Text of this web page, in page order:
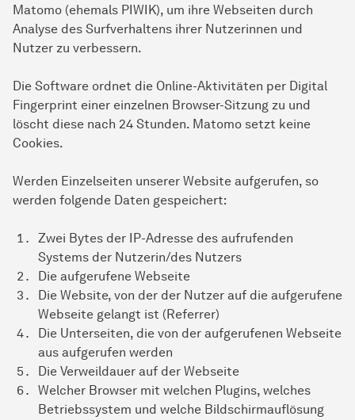
Matomo (ehemals PIWIK), um ihre Webseiten durch
Analyse des Surfverhaltens ihrer Nutzerinnen und
Nutzer zu verbessern.
Die Software ordnet die Online-Aktivitäten per Digital
Fingerprint einer einzelnen Browser-Sitzung zu und
löscht diese nach 24 Stunden. Matomo setzt keine
Cookies.
Werden Einzelseiten unserer Website aufgerufen, so
werden folgende Daten gespeichert:
Zwei Bytes der IP-Adresse des aufrufenden
Systems der Nutzerin/des Nutzers
Die aufgerufene Webseite
Die Website, von der der Nutzer auf die aufgerufene
Webseite gelangt ist (Referrer)
Die Unterseiten, die von der aufgerufenen Webseite
aus aufgerufen werden
Die Verweildauer auf der Webseite
Welcher Browser mit welchen Plugins, welches
Betriebssystem und welche Bildschirmauflösung